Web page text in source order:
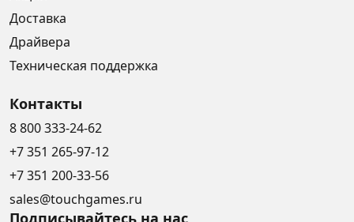
Доставка
Драйвера
Техническая поддержка
Контакты
8 800 333-24-62
+7 351 265-97-12
+7 351 200-33-56
sales@touchgames.ru
Подписывайтесь на нас